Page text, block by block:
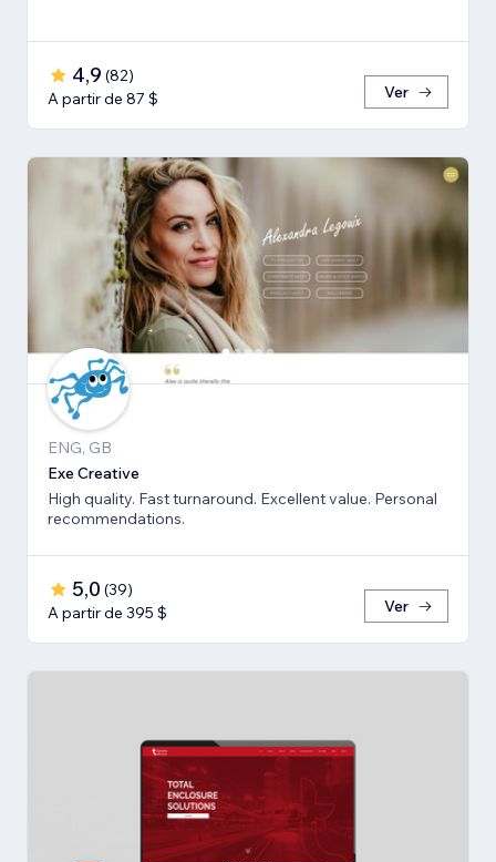
4,9 (82)
A partir de 87 $
Ver
ENG, GB
Exe Creative
High quality. Fast turnaround. Excellent value. Personal
recommendations.
5,0 (39)
A partir de 395 $
Ver